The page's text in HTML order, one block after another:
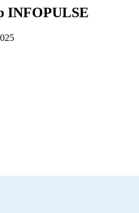
INFOPULSE